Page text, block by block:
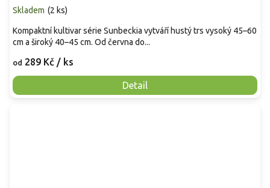
Skladem (2 ks)
od 289 Kč / ks
Detail
Kompaktní kultivar série Sunbeckia vytváří hustý trs vysoký 45–60
cm a široký 40–45 cm. Od června do...